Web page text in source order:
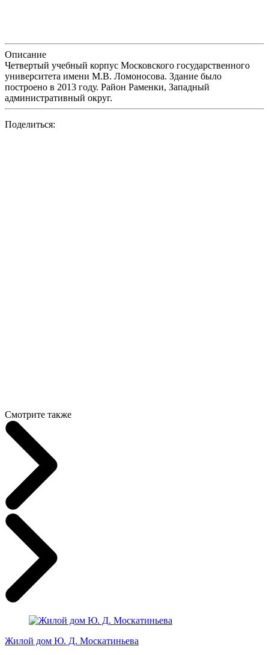
Описание
Четвертый учебный корпус Московского государственного
университета имени М.В. Ломоносова. Здание было
построено в 2013 году. Район Раменки, Западный
административный округ.
Поделиться:
Смотрите также
Жилой дом Ю. Д. Москатиньева